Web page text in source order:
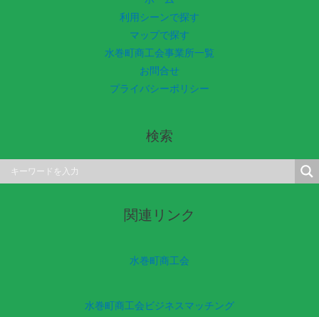
利用シーンで探す
マップで探す
水巻町商工会事業所一覧
お問合せ
プライバシーポリシー
検索
関連リンク
水巻町商工会
水巻町商工会ビジネスマッチング